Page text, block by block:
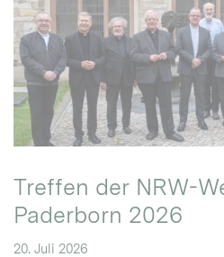
Treffen der NRW-
Paderborn 2026
20. Juli 2026